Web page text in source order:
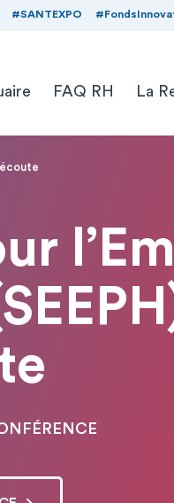
#SANTEXPO
FAQ RH La
écoute